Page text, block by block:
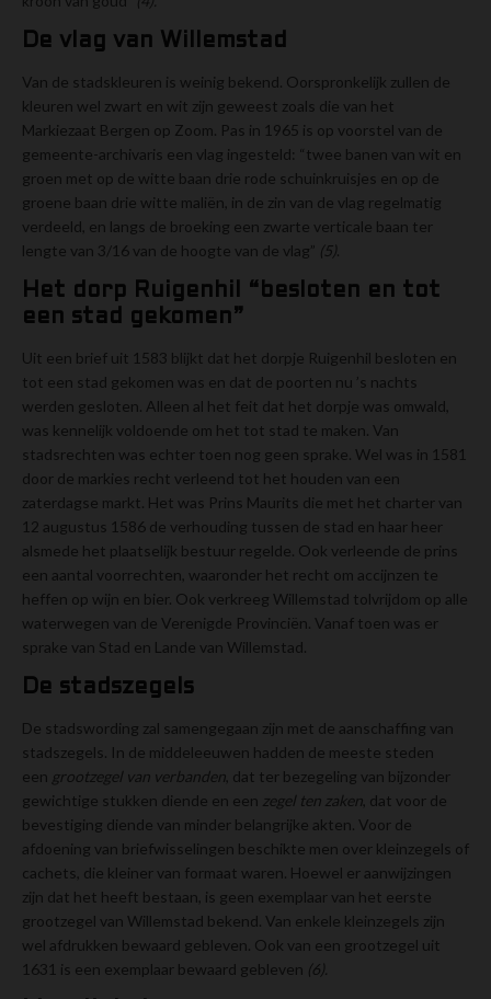
De vlag van Willemstad
Van de stadskleuren is weinig bekend. Oorspronkelijk zullen de
kleuren wel zwart en wit zijn geweest zoals die van het
Markiezaat Bergen op Zoom. Pas in 1965 is op voorstel van de
gemeente-archivaris een vlag ingesteld: “twee banen van wit en
groen met op de witte baan drie rode schuinkruisjes en op de
groene baan drie witte maliën, in de zin van de vlag regelmatig
verdeeld, en langs de broeking een zwarte verticale baan ter
lengte van 3/16 van de hoogte van de vlag” (5)
Het dorp Ruigenhil “besloten en tot
een stad gekomen”
Uit een brief uit 1583 blijkt dat het dorpje Ruigenhil besloten en
tot een stad gekomen was en dat de poorten nu ’s nachts
werden gesloten. Alleen al het feit dat het dorpje was omwald,
was kennelijk voldoende om het tot stad te maken. Van
stadsrechten was echter toen nog geen sprake. Wel was in 1581
door de markies recht verleend tot het houden van een
zaterdagse markt. Het was Prins Maurits die met het charter van
12 augustus 1586 de verhouding tussen de stad en haar heer
alsmede het plaatselijk bestuur regelde. Ook verleende de prins
een aantal voorrechten, waaronder het recht om accijnzen te
heffen op wijn en bier. Ook verkreeg Willemstad tolvrijdom op alle
waterwegen van de Verenigde Provinciën. Vanaf toen was er
sprake van Stad en Lande van Willemstad.
De stadszegels
De stadswording zal samengegaan zijn met de aanschaffing van
stadszegels. In de middeleeuwen hadden de meeste steden
een grootzegel van verbanden , dat ter bezegeling van bijzonder
gewichtige stukken diende en een zegel ten zaken , dat voor de
bevestiging diende van minder belangrijke akten. Voor de
afdoening van briefwisselingen beschikte men over kleinzegels of
cachets, die kleiner van formaat waren. Hoewel er aanwijzingen
zijn dat het heeft bestaan, is geen exemplaar van het eerste
grootzegel van Willemstad bekend. Van enkele kleinzegels zijn
wel afdrukken bewaard gebleven. Ook van een grootzegel uit
1631 is een exemplaar bewaard gebleven (6).